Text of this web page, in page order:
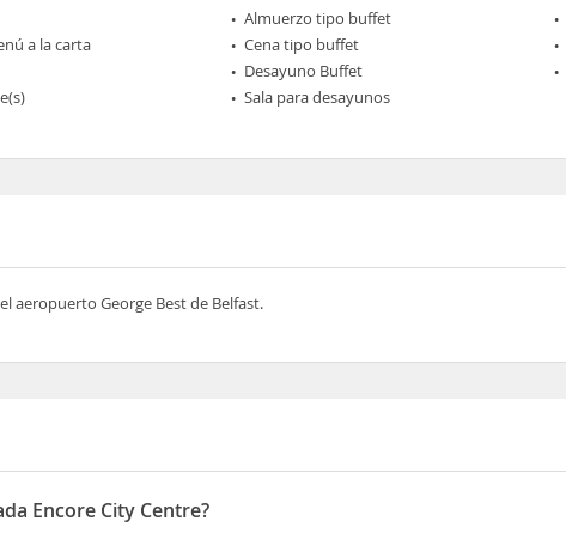
Almuerzo tipo buffet
a la carta
Cena tipo buffet
Desayuno Buffet
Sala para desayunos
aeropuerto George Best de Belfast.
Encore City Centre?